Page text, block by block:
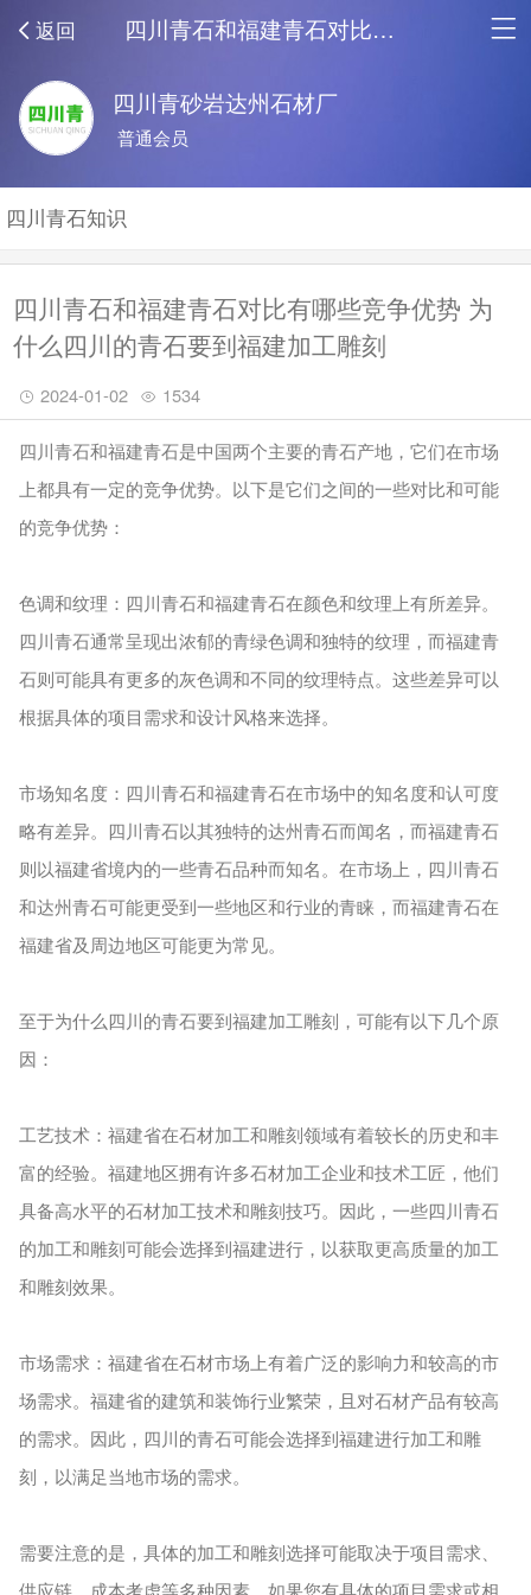
返回 四川青石和福建青石对比有哪些竞争优势 为什么四川的青石要到福建加工雕刻_青石中心
四川青砂岩达州石材厂
普通会员
四川青石知识
四川青石和福建青石对比有哪些竞争优势 为
什么四川的青石要到福建加工雕刻
2024-01-02 1534
四川青石和福建青石是中国两个主要的青石产地，它们在市场
上都具有一定的竞争优势。以下是它们之间的一些对比和可能
的竞争优势：
色调和纹理：四川青石和福建青石在颜色和纹理上有所差异。
四川青石通常呈现出浓郁的青绿色调和独特的纹理，而福建青
石则可能具有更多的灰色调和不同的纹理特点。这些差异可以
根据具体的项目需求和设计风格来选择。
市场知名度：四川青石和福建青石在市场中的知名度和认可度
略有差异。四川青石以其独特的达州青石而闻名，而福建青石
则以福建省境内的一些青石品种而知名。在市场上，四川青石
和达州青石可能更受到一些地区和行业的青睐，而福建青石在
福建省及周边地区可能更为常见。
至于为什么四川的青石要到福建加工雕刻，可能有以下几个原
因：
工艺技术：福建省在石材加工和雕刻领域有着较长的历史和丰
富的经验。福建地区拥有许多石材加工企业和技术工匠，他们
具备高水平的石材加工技术和雕刻技巧。因此，一些四川青石
的加工和雕刻可能会选择到福建进行，以获取更高质量的加工
和雕刻效果。
市场需求：福建省在石材市场上有着广泛的影响力和较高的市
场需求。福建省的建筑和装饰行业繁荣，且对石材产品有较高
的需求。因此，四川的青石可能会选择到福建进行加工和雕
刻，以满足当地市场的需求。
需要注意的是，具体的加工和雕刻选择可能取决于项目需求、
供应链、成本考虑等多种因素。如果您有具体的项目需求或相